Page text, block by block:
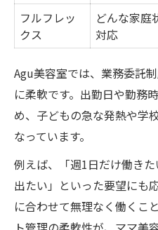
フルフレッ
クス
どんな家庭
対応
Agu美容室では、業務委託
に柔軟です。出勤日や勤務
め、子どもの急な発熱や学
なっています。
例えば、「週1日だけ働き
出たい」といった要望にも
に合わせて無理なく働くこ